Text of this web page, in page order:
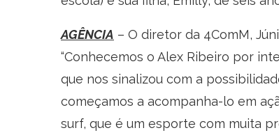
AGÊNCIA – O diretor da 4ComM,
“Conhecemos o Alex Ribeiro por
que nos sinalizou com a
começamos a acompanha-lo em
surf, que é um esporte com muita